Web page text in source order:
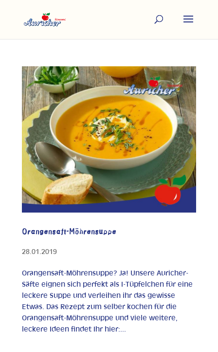
Orangensaft-Möhrensuppe
28.01.2019
Orangensaft-Möhrensuppe? Ja! Unsere Auricher-
Säfte eignen sich perfekt als I-Tüpfelchen für eine
leckere Suppe und verleihen ihr das gewisse
Etwas. Das Rezept zum selber kochen für die
Orangensaft-Möhrensuppe und viele weitere,
leckere Ideen findet Ihr hier:...